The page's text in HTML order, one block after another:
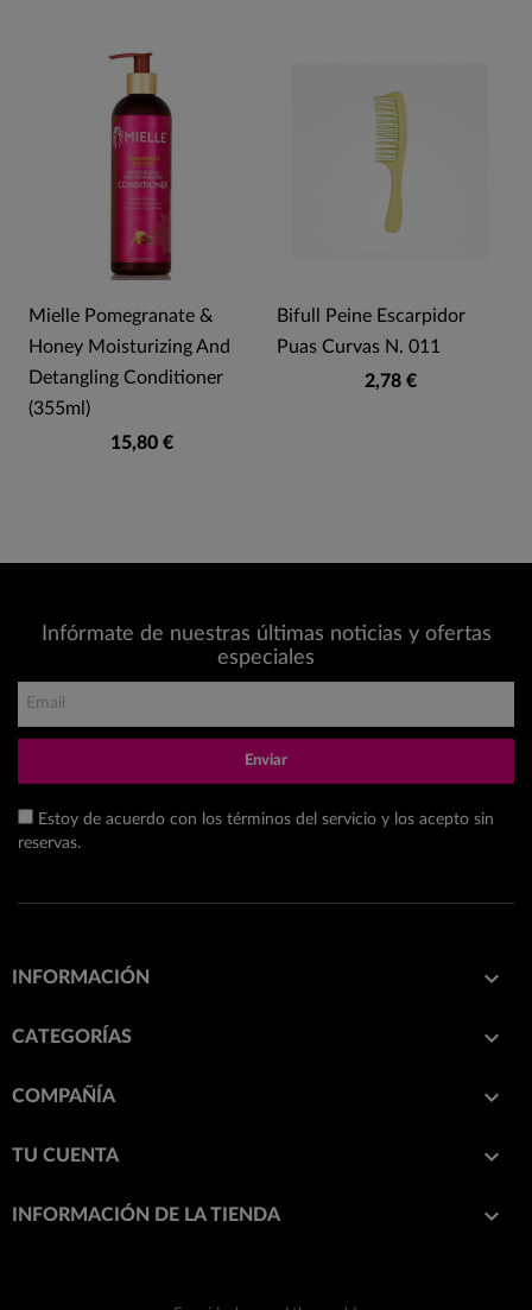
Mielle Pomegranate &
Honey Moisturizing And
Detangling Conditioner
(355ml)
15,80 €
Bifull Peine Escarpidor
Puas Curvas N. 011
2,78 €
Infórmate de nuestras últimas noticias y ofertas
especiales
Enviar
Estoy de acuerdo con los términos del servicio y los acepto sin
reservas.
INFORMACIÓN 
CATEGORÍAS 
COMPAÑÍA 
TU CUENTA 
INFORMACIÓN DE LA TIENDA keyboard_arrow_down